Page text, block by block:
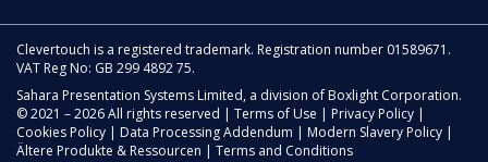
Clevertouch is a registered trademark. Registration number 01589671.
VAT Reg No: GB 299 4892 75.
Sahara Presentation Systems Limited, a division of Boxlight Corporation.
© 2021 – 2026 All rights reserved | Terms of Use | Privacy Policy |
Cookies Policy | Data Processing Addendum | Modern Slavery Policy |
Ältere Produkte & Ressourcen | Terms and Conditions